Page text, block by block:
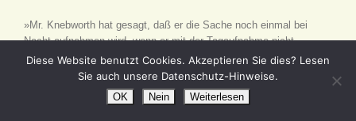
»Mr. Knebworth hat gesagt, daß er die Sache noch einmal bei
Nacht aufnehmen wird, wenn er mit der Tagaufnahme nicht
zufrieden ist. Der arme Mr. Connolly! Dann wird er wohl seine Rolle
im Stich lassen.«
Diese Website benutzt Cookies. Akzeptieren Sie dies? Lesen
Sie auch unsere Datenschutz-Hinweise.
OK Nein Weiterlesen